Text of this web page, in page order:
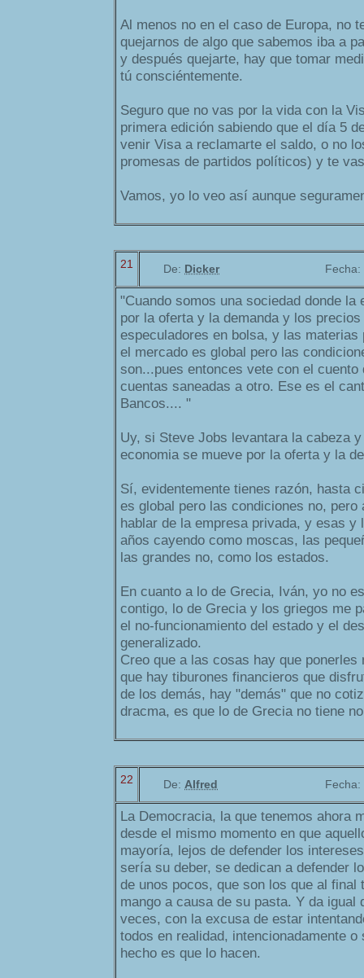
Al menos no en el caso de Europa, no
quejarnos de algo que sabemos iba a
y después quejarte, hay que tomar
tú consciéntemente.
Seguro que no vas por la vida con la
primera edición sabiendo que el día 5
venir Visa a reclamarte el saldo, o no
promesas de partidos políticos) y te
Vamos, yo lo veo así aunque
21 De: Dicker Fecha:
"Cuando somos una sociedad donde la
por la oferta y la demanda y los
especuladores en bolsa, y las
el mercado es global pero las
son...pues entonces vete con el cuento
cuentas saneadas a otro. Ese es el
Bancos.... "
Uy, si Steve Jobs levantara la cabeza
economia se mueve por la oferta y la
Sí, evidentemente tienes razón, hasta
es global pero las condiciones no, pero
hablar de la empresa privada, y esas y
años cayendo como moscas, las
las grandes no, como los estados.
En cuanto a lo de Grecia, Iván, yo no
contigo, lo de Grecia y los griegos me
el no-funcionamiento del estado y el
generalizado.
Creo que a las cosas hay que ponerles
que hay tiburones financieros que
de los demás, hay "demás" que no
dracma, es que lo de Grecia no tiene
22 De: Alfred Fecha:
La Democracia, la que tenemos ahora
desde el mismo momento en que
mayoría, lejos de defender los
sería su deber, se dedican a defender
de unos pocos, que son los que al final
mango a causa de su pasta. Y da igual
veces, con la excusa de estar
todos en realidad, intencionadamente
hecho es que lo hacen.